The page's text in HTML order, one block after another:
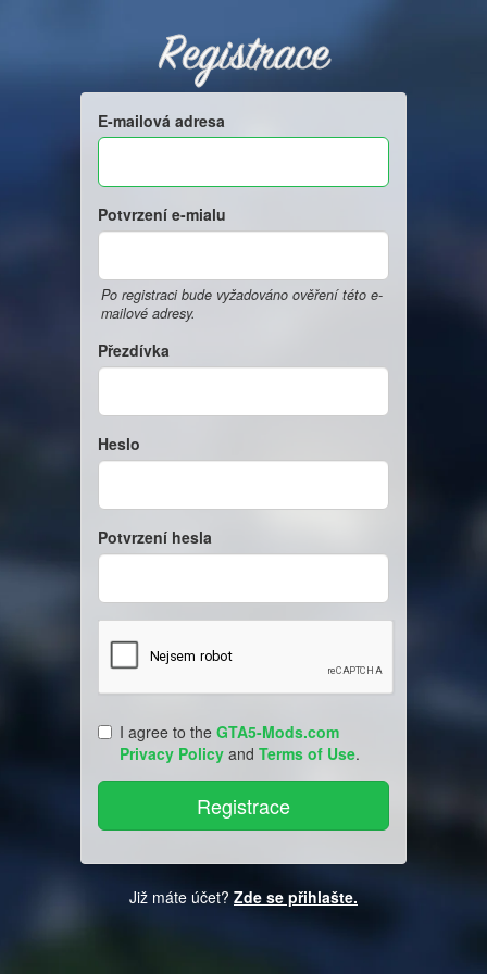
Registrace
E-mailová adresa
Potvrzení e-mialu
Po registraci bude vyžadováno ověření této e-
mailové adresy.
Přezdívka
Heslo
Potvrzení hesla
I agree to the GTA5-Mods.com
Privacy Policy and Terms of Use.
Již máte účet? Zde se přihlašte.